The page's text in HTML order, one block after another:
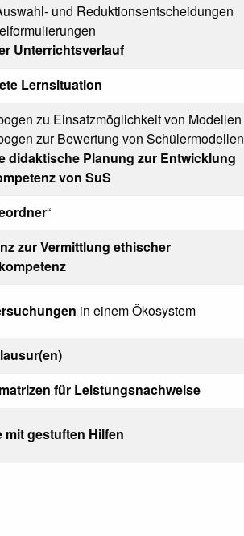
und Reduktionsentscheidungen
Unterrichtsverlauf
Lernsituation
zu Einsatzmöglichkeit von Modellen
zur Bewertung von Schülermodellen
didaktische Planung zur Entwicklung
von SuS
“
zur Vermittlung ethischer
in einem Ökosystem
für Leistungsnachweise
mit gestuften Hilfen